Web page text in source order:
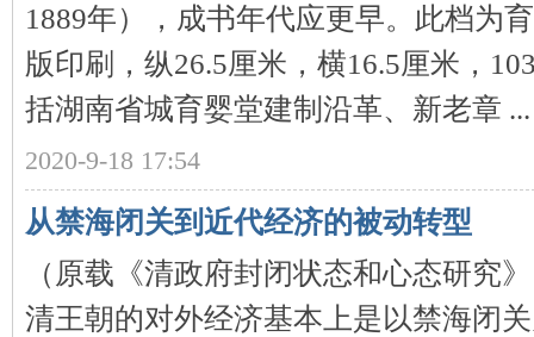
1889年），成书年代应更早。此档为
版印刷，纵26.5厘米，横16.5厘米，
括湖南省城育婴堂建制沿革、新老章 ...
2020-9-18 17:54
从禁海闭关到近代经济的被动转型
（原载《清政府封闭状态和心态研究
清王朝的对外经济基本上是以禁海闭